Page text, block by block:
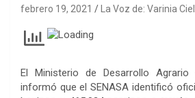
febrero 19, 2021 La Voz de: Varinia
El Ministerio de Desarrollo Agrario
informó que el SENASA identificó